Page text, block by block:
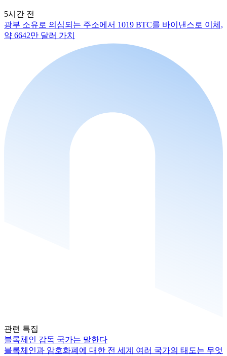
5시간 전
광부 소유로 의심되는 주소에서 1019 BTC를 바이낸스로 이체,
약 6642만 달러 가치
관련 특집
블록체인 감독 국가는 말한다
블록체인과 암호화폐에 대한 전 세계 여러 국가의 태도는 무엇